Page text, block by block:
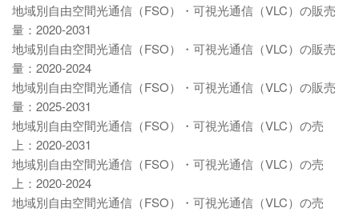
地域別自由空間光通信（FSO）・可視光通信（VLC）の販売
量：2020-2031
地域別自由空間光通信（FSO）・可視光通信（VLC）の販売
量：2020-2024
地域別自由空間光通信（FSO）・可視光通信（VLC）の販売
量：2025-2031
地域別自由空間光通信（FSO）・可視光通信（VLC）の売
上：2020-2031
地域別自由空間光通信（FSO）・可視光通信（VLC）の売
上：2020-2024
地域別自由空間光通信（FSO）・可視光通信（VLC）の売